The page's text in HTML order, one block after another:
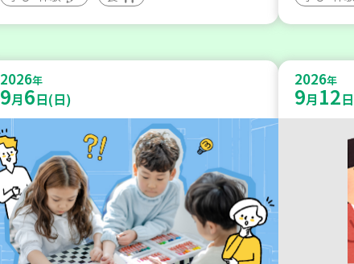
2026年
9月6日(日)
2026年
9月 12